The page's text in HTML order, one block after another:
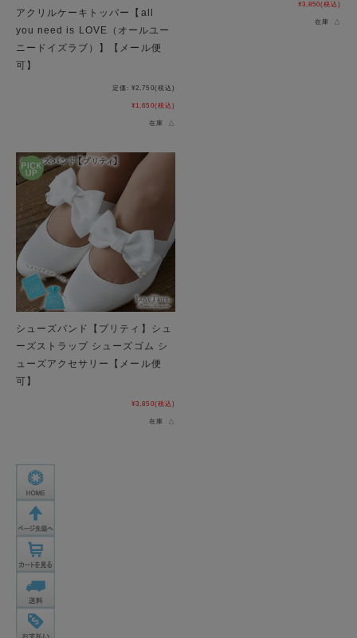
アクリルケーキトッパー【all
you need is LOVE（オールユー
ニードイズラブ）】【メール便
可】
定価: ¥2,750(税込)
¥1,650(税込)
在庫 △
¥3,850(税込)
在庫 △
シューズバンド【プリティ】シュ
ーズストラップ シューズゴム シ
ューズアクセサリー【メール便
可】
¥3,850(税込)
在庫 △